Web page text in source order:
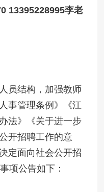
13395228995李老
员结构，加强教师
事管理条例》《江
法》《关于进一步
开招聘工作的意
定面向社会公开招
项公告如下：